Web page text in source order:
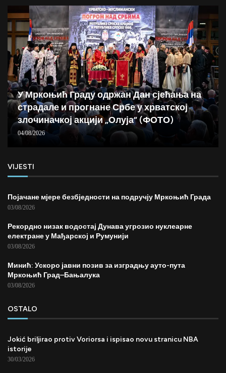
У Мркоњић Граду одржан Дан сјећања на
страдале и прогнане Србе у хрватској
злочиначкој акцији „Олуја“ (ФОТО)
04/08/2026
VIJESTI
Појачане мјере безбједности на подручју Мркоњић Града
03/08/2026
Рекордно низак водостај Дунава угрозио нуклеарне
електране у Мађарској и Румунији
03/08/2026
Минић: Ускоро јавни позив за изградњу ауто-пута
Мркоњић Град–Бањалука
03/08/2026
OSTALO
Jokić briljirao protiv Voriorsa i ispisao novu stranicu NBA
istorije
30/03/2026